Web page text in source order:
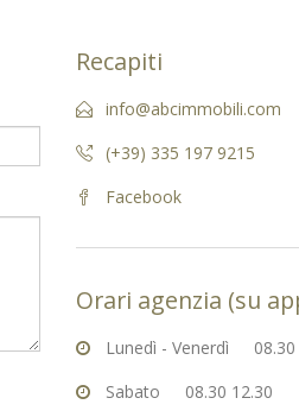
Recapiti
info@abcimmobili.com
(+39) 335 197 9215
Facebook
Orari agenzia (su
Lunedì - Venerdì 08.30
Sabato 08.30 12.30